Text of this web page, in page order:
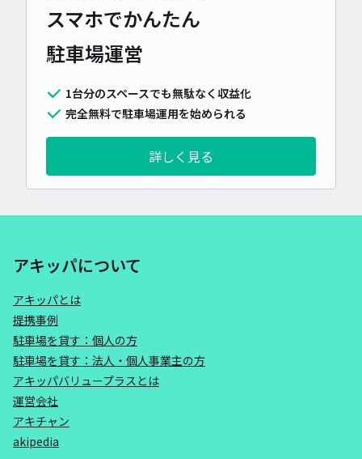
スマホでかんたん
駐車場運営
1台分のスペースでも無駄なく収益化
完全無料で駐車場運用を始められる
詳しく見る
アキッパについて
アキッパとは
提携事例
駐車場を貸す：個人の方
駐車場を貸す：法人・個人事業主の方
アキッパバリュープラスとは
運営会社
アキチャン
akipedia